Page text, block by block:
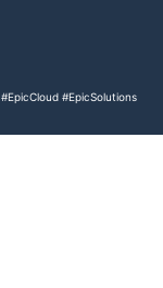
#EpicCloud #EpicSolutions